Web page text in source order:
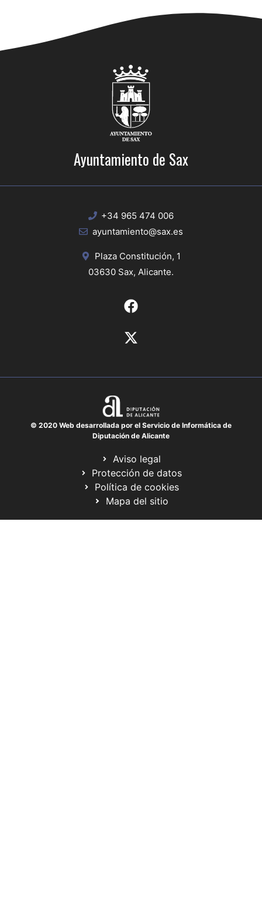
Ayuntamiento de Sax
+34 965 474 006
ayuntamiento@sax.es
Plaza Constitución, 1
03630 Sax, Alicante.
© 2020 Web desarrollada por el Servicio de Informática de
Diputación de Alicante
Aviso legal
Protección de datos
Política de cookies
Mapa del sitio